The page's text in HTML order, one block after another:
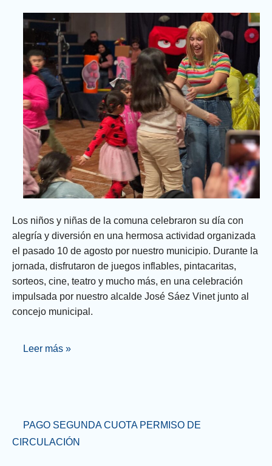
Los niños y niñas de la comuna celebraron su día con
alegría y diversión en una hermosa actividad organizada
el pasado 10 de agosto por nuestro municipio. Durante la
jornada, disfrutaron de juegos inflables, pintacaritas,
sorteos, cine, teatro y mucho más, en una celebración
impulsada por nuestro alcalde José Sáez Vinet junto al
concejo municipal.
niñez
Leer más »
PAGO SEGUNDA CUOTA PERMISO DE
CIRCULACIÓN
PAGO
SEGUNDA